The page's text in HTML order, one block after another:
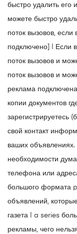
быстро удалить его
можете быстро
поток вызовов,
подключено] | Если
поток вызовов и
поток вызовов и
реклама
копии документов
зарегистрируетесь
свой контакт
ваших объявлениях.
необходимости
телефона или
большого формата
объявлений,
газета | a series
рекламы, чего